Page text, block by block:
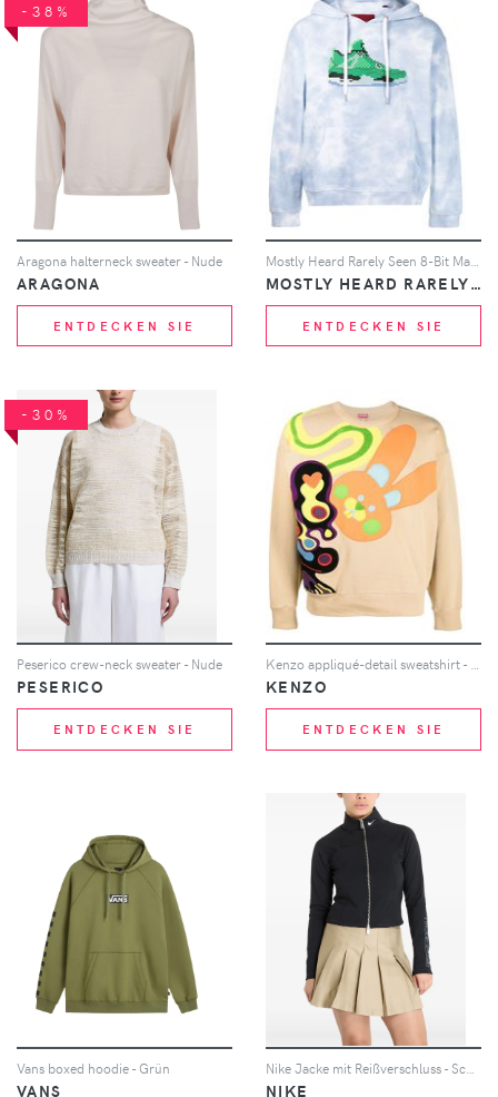
-38%
Aragona halterneck sweater - Nude
ARAGONA
ENTDECKEN SIE
MOSTLY HEARD RARELY SEEN 8-BIT
ENTDECKEN SIE
-30%
Peserico crew-neck sweater - Nude
PESERICO
ENTDECKEN SIE
Kenzo appliqué-detail sweatshirt - Nude
KENZO
ENTDECKEN SIE
Vans boxed hoodie - Grün
VANS NIKE